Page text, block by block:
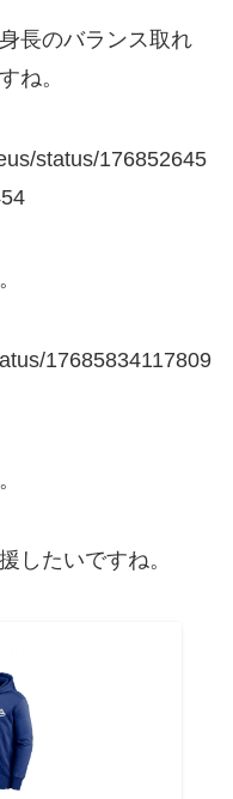
長のバランス取れ
ね。
status/176852645
17685834117809
したいですね。